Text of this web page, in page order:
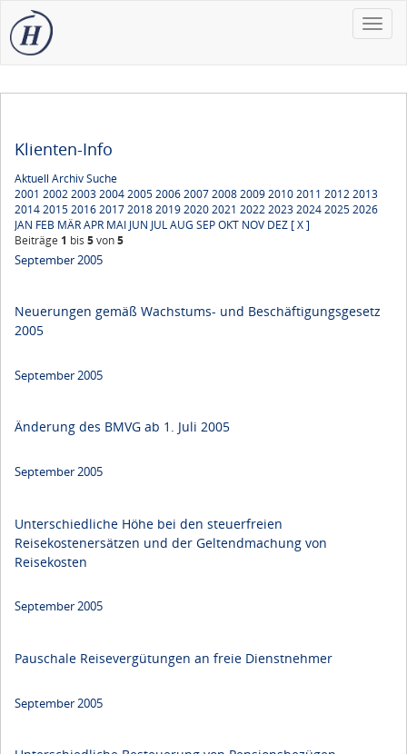
Toggle
Klienten-Info
Aktuell ArchivSuche
2001 2002200320042005200620072008200920102011 20122013
20142015201620172018201920202021 20222023202420252026
JAN FEB MÄRAPR MAI JUN JULAUG SEPOKT NOV DEZ [ X ]
Beiträge 1 bis 5von5
September 2005
Neuerungen gemäß Wachstums- und Beschäftigungsgesetz
2005
September 2005
Änderung des BMVG ab 1. Juli 2005
September 2005
Unterschiedliche Höhe bei den steuerfreien
Reisekostenersätzen und der Geltendmachung von
Reisekosten
September 2005
Pauschale Reisevergütungen an freie Dienstnehmer
September 2005